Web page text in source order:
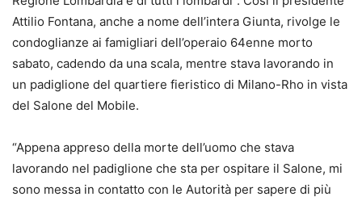
Attilio Fontana, anche a nome dell’intera Giunta, rivolge le
condoglianze ai famigliari dell’operaio 64enne morto
sabato, cadendo da una scala, mentre stava lavorando in
un padiglione del quartiere fieristico di Milano-Rho in vista
del Salone del Mobile.
“Appena appreso della morte dell’uomo che stava
lavorando nel padiglione che sta per ospitare il Salone, mi
sono messa in contatto con le Autorità per sapere di più